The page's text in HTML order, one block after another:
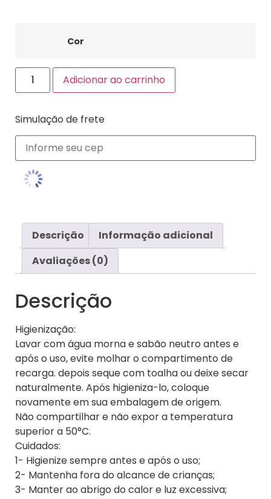
Cor
Adicionar ao carrinho
Simulação de frete
Descrição
Informação adicional
Avaliações (0)
Descrição
Higienização:
Lavar com água morna e sabão neutro antes e
após o uso, evite molhar o compartimento de
recarga. depois seque com toalha ou deixe secar
naturalmente. Após higieniza-lo, coloque
novamente em sua embalagem de origem.
Não compartilhar e não expor a temperatura
superior a 50°C.
Cuidados:
1- Higienize sempre antes e após o uso;
2- Mantenha fora do alcance de crianças;
3- Manter ao abrigo do calor e luz excessiva;